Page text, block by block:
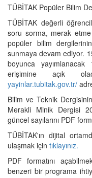
TÜBİTAK Popüler Bilim
TÜBİTAK değerli
soru sorma, merak
popüler bilim
sunmaya devam ediyor.
boyunca
erişimine açık
yayinlar.tubitak.gov.tr/
Bilim ve Teknik
Merakli Minik Dergisi
güncel sayılarını PDF
TÜBİTAK'ın dijital
ulaşmak için tıklayınız.
PDF formatını
benzeri bir programa